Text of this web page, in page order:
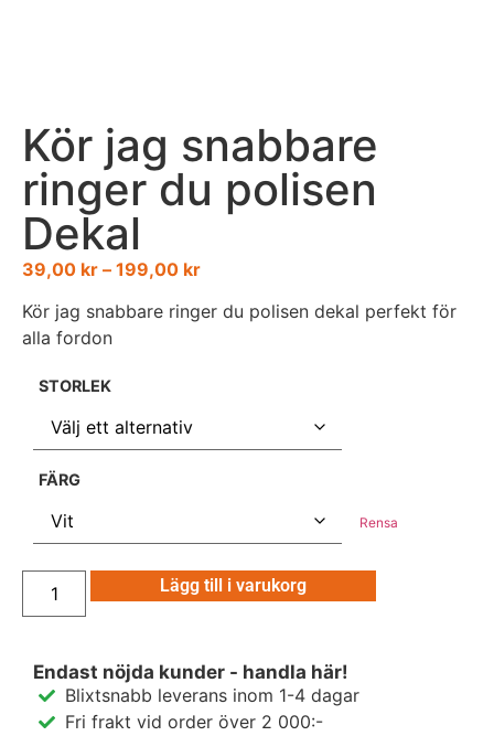
Kör jag snabbare
ringer du polisen
Dekal
39,00 kr – 199,00 kr
Kör jag snabbare ringer du polisen dekal perfekt för
alla fordon
STORLEK
FÄRG
Rensa
Lägg till i varukorg
Endast nöjda kunder - handla här!
Blixtsnabb leverans inom 1-4 dagar
Fri frakt vid order över 2 000:-